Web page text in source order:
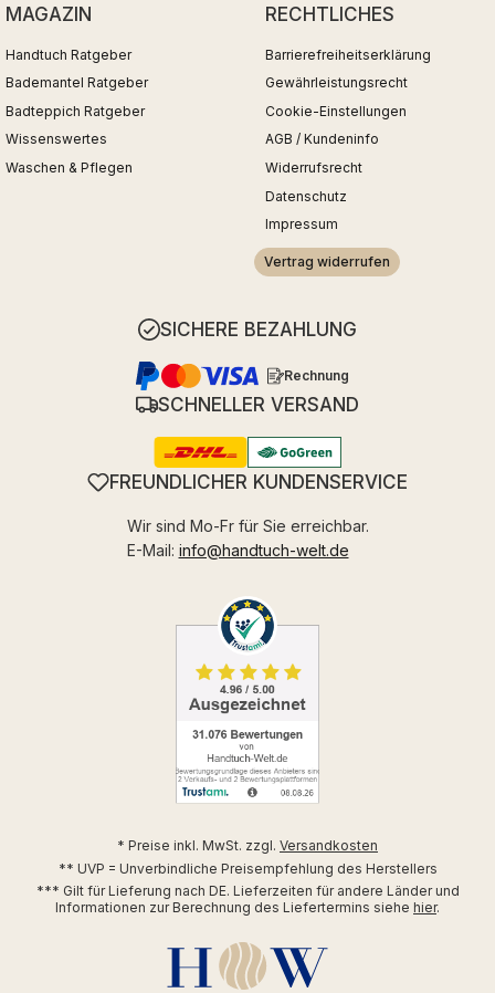
MAGAZIN
Handtuch Ratgeber
Bademantel Ratgeber
Badteppich Ratgeber
Wissenswertes
Waschen & Pflegen
RECHTLICHES
Barrierefreiheitserklärung
Gewährleistungsrecht
Cookie-Einstellungen
AGB / Kundeninfo
Widerrufsrecht
Datenschutz
Impressum
Vertrag widerrufen
SICHERE BEZAHLUNG
Rechnung
SCHNELLER VERSAND
FREUNDLICHER KUNDENSERVICE
Wir sind Mo-Fr für Sie erreichbar.
E-Mail: info@handtuch-welt.de
* Preise inkl. MwSt. zzgl. Versandkosten
** UVP = Unverbindliche Preisempfehlung des Herstellers
*** Gilt für Lieferung nach DE. Lieferzeiten für andere Länder und
Informationen zur Berechnung des Liefertermins siehe hier.